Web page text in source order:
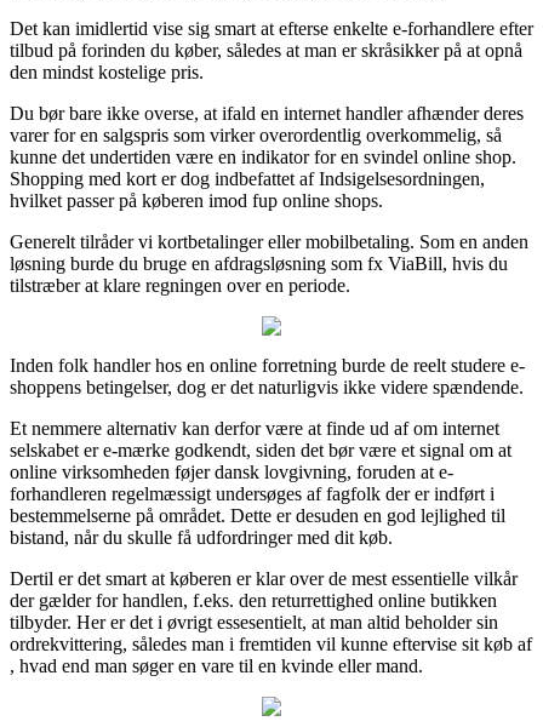
Det kan imidlertid vise sig smart at efterse enkelte e-forhandlere efter
tilbud på forinden du køber, således at man er skråsikker på at opnå
den mindst kostelige pris.
Du bør bare ikke overse, at ifald en internet handler afhænder deres
varer for en salgspris som virker overordentlig overkommelig, så
kunne det undertiden være en indikator for en svindel online shop.
Shopping med kort er dog indbefattet af Indsigelsesordningen,
hvilket passer på køberen imod fup online shops.
Generelt tilråder vi kortbetalinger eller mobilbetaling. Som en anden
løsning burde du bruge en afdragsløsning som fx ViaBill, hvis du
tilstræber at klare regningen over en periode.
Inden folk handler hos en online forretning burde de reelt studere e-
shoppens betingelser, dog er det naturligvis ikke videre spændende.
Et nemmere alternativ kan derfor være at finde ud af om internet
selskabet er e-mærke godkendt, siden det bør være et signal om at
online virksomheden føjer dansk lovgivning, foruden at e-
forhandleren regelmæssigt undersøges af fagfolk der er indført i
bestemmelserne på området. Dette er desuden en god lejlighed til
bistand, når du skulle få udfordringer med dit køb.
Dertil er det smart at køberen er klar over de mest essentielle vilkår
der gælder for handlen, f.eks. den returrettighed online butikken
tilbyder. Her er det i øvrigt essesentielt, at man altid beholder sin
ordrekvittering, således man i fremtiden vil kunne eftervise sit køb af
, hvad end man søger en vare til en kvinde eller mand.